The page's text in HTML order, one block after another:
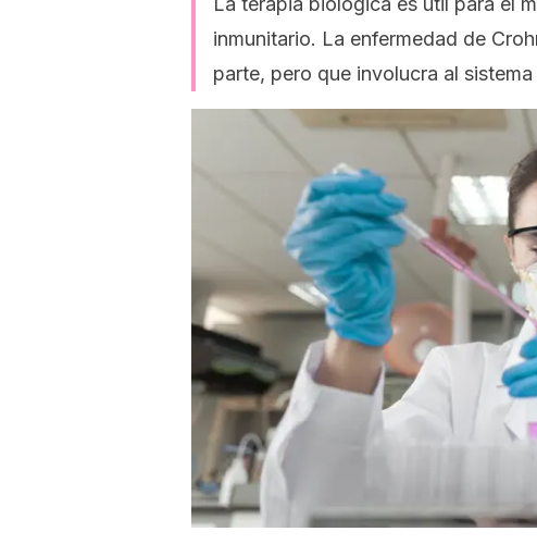
inmunitario. La enfermedad de
parte, pero que involucra al sistema